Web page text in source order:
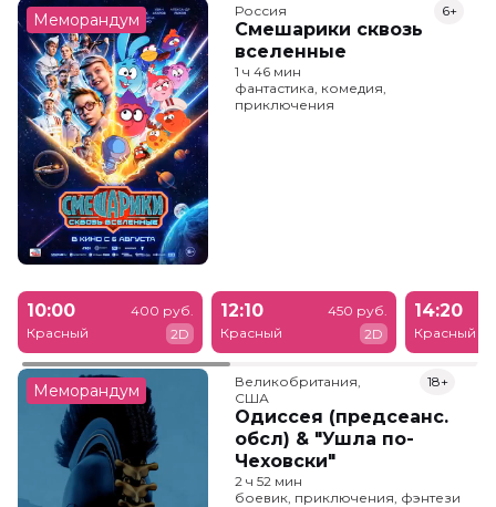
Меморандум Россия
Смешарики сквозь
вселенные
6+
1 ч 46 мин
фантастика, комедия,
приключения
10:00
Красный
400 руб.
2D
12:10
Красный
450 руб.
2D
14:20
Красный
Меморандум
Великобритания,
США
Одиссея (предсеанс.
обсл) & "Ушла по-
Чеховски"
18+
2 ч 52 мин
боевик, приключения, фэнтези